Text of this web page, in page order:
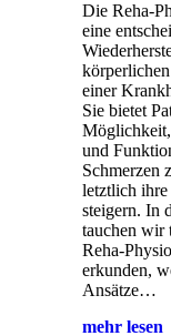
Die Reha-
eine
einer
Sie bietet
und
Schmerzen
letztlich ihre
steigern. In
tauchen wir
Reha-
erkunden,
Ansätze…
mehr lesen